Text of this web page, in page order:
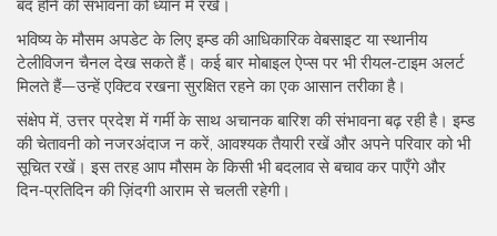
बंद होने की संभावना को ध्यान में रखें।
भविष्य के मौसम अपडेट के लिए इम्ड की आधिकारिक वेबसाइट या स्थानीय
टेलीविजन चैनल देख सकते हैं। कई बार मोबाइल ऐप्स पर भी रीयल‑टाइम अलर्ट
मिलते हैं—उन्हें एक्टिव रखना सुरक्षित रहने का एक आसान तरीका है।
संक्षेप में, उत्तर प्रदेश में गर्मी के साथ अचानक बारिश की संभावना बढ़ रही है। इम्ड
की चेतावनी को नजरअंदाज न करें, आवश्यक तैयारी रखें और अपने परिवार को भी
सूचित रखें। इस तरह आप मौसम के किसी भी बदलाव से बचाव कर पाएँगे और
दिन‑प्रतिदिन की ज़िंदगी आराम से चलती रहेगी।